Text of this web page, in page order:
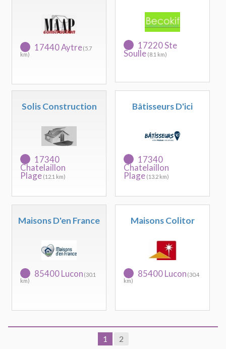
17440 Aytre(5.7
km)
17220 Ste
Soulle (8.1 km)
Solis Construction
17340
Chatelaillon
Plage (12.1 km)
Bâtisseurs D'ici
17340
Chatelaillon
Plage (13.2 km)
Maisons D'en France
85400 Lucon (30.1
km)
Maisons Colitor
85400 Lucon (30.4
km)
1 2